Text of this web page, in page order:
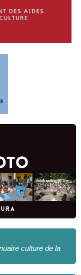
culture de la